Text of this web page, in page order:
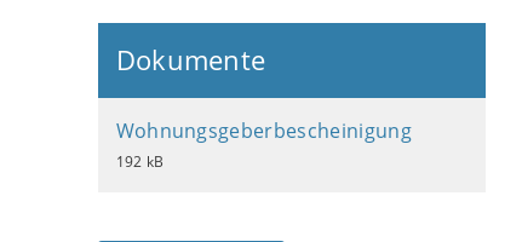
Dokumente
Wohnungsgeberbescheinigung
192 kB